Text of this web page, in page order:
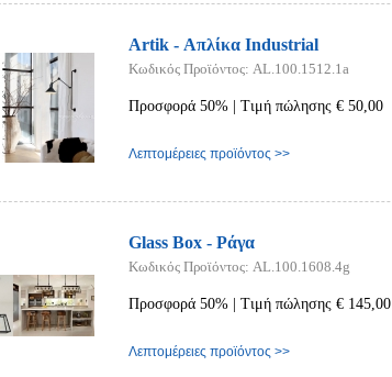
Artik - Απλίκα Industrial
Κωδικός Προϊόντος: AL.100.1512.1a
Προσφορά 50% | Τιμή πώλησης € 50,00
Λεπτομέρειες προϊόντος >>
Glass Box - Ράγα
Κωδικός Προϊόντος: AL.100.1608.4g
Προσφορά 50% | Τιμή πώλησης € 145,00
Λεπτομέρειες προϊόντος >>